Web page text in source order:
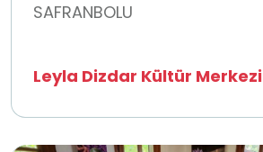
SAFRANBOLU
Leyla Dizdar Kültür Merkezi